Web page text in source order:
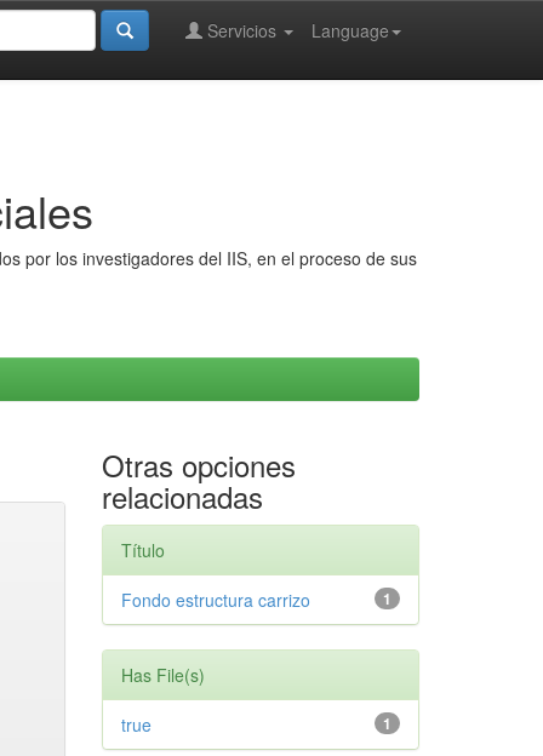
Language
Servicios
por los investigadores del IIS, en el proceso de sus
Otras opciones
relacionadas
Título
1
Fondo estructura carrizo
Has File(s)
1
true